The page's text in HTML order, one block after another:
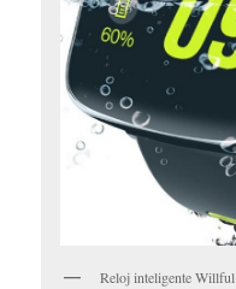
Reloj inteligente Willful